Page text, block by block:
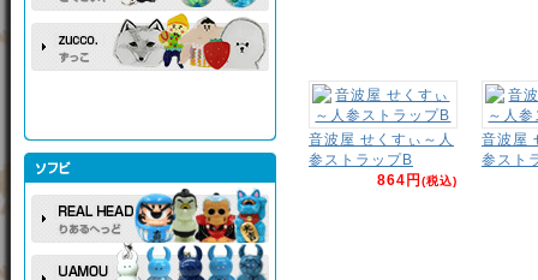
音波屋 せくすぃ～人
参ストラップB
864円(税込)
音波屋
参スト